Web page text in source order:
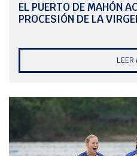
EL PUERTO DE MAHÓN
PROCESIÓN DE LA
LEER